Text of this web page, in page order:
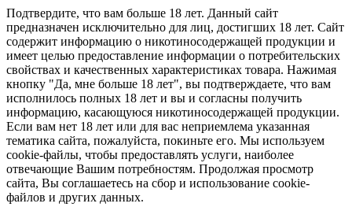
Подтвердите, что вам больше 18 лет. Данный сайт
предназначен исключительно для лиц, достигших 18 лет. Сайт
содержит информацию о никотиносодержащей продукции и
имеет целью предоставление информации о потребительских
свойствах и качественных характеристиках товара. Нажимая
кнопку "Да, мне больше 18 лет", вы подтверждаете, что вам
исполнилось полных 18 лет и вы и согласны получить
информацию, касающуюся никотиносодержащей продукции.
Если вам нет 18 лет или для вас неприемлема указанная
тематика сайта, пожалуйста, покиньте его. Мы используем
cookie-файлы, чтобы предоставлять услуги, наиболее
отвечающие Вашим потребностям. Продолжая просмотр
сайта, Вы соглашаетесь на сбор и использование cookie-
файлов и других данных.